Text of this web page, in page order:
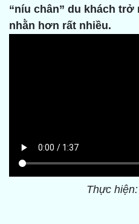
“níu chân” du khách trở
nhằn hơn rất nhiều.
Thực hiện: